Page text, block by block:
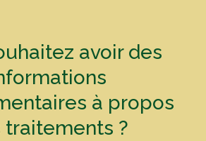
avoir des
à propos
traitements ?